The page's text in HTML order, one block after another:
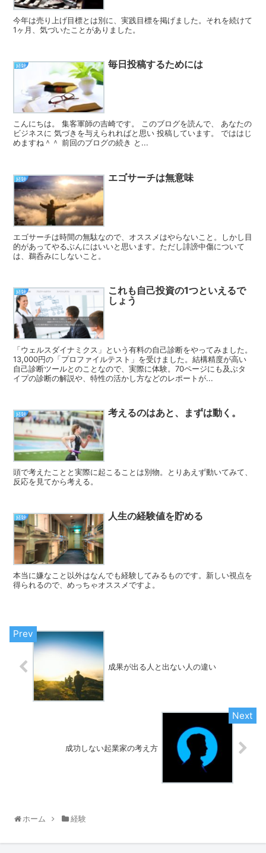
今年は売り上げ目標とは別に、実践目標を掲げました。それを続けて
1ヶ月、気づいたことがありました。
経験 毎日投稿するためには
こんにちは。 集客軍師の吉崎です。 このブログを読んで、 あなたの
ビジネスに 気づきを与えられればと思い 投稿しています。 でははじ
めますね＾＾ 前回のブログの続き と...
経験 エゴサーチは無意味
エゴサーチは時間の無駄なので、オススメはやらないこと。しかし目
的があってやるぶんにはいいと思います。ただし誹謗中傷について
は、鵜呑みにしないこと。
経験
これも自己投資の1つといえるで
しょう
「ウェルスダイナミクス」という有料の自己診断をやってみました。
13,000円の「プロファイルテスト」を受けました。結構精度が高い
自己診断ツールとのことなので、実際に体験。70ページにも及ぶタ
イプの診断の解説や、特性の活かし方などのレポートが...
経験 考えるのはあと、まずは動く。
頭で考えたことと実際に起こることは別物。とりあえず動いてみて、
反応を見てから考える。
経験 人生の経験値を貯める
本当に嫌なこと以外はなんでも経験してみるものです。新しい視点を
得られるので、めっちゃオススメですよ。
成果が出る人と出ない人の違い
成功しない起業家の考え方
ホーム 経験